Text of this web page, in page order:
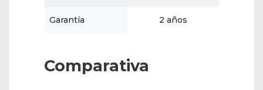
Garantía 2 años
Comparativa